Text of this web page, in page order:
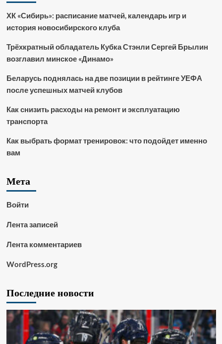
ХК «Сибирь»: расписание матчей, календарь игр и
история новосибирского клуба
Трёхкратный обладатель Кубка Стэнли Сергей Брылин
возглавил минское «Динамо»
Беларусь поднялась на две позиции в рейтинге УЕФА
после успешных матчей клубов
Как снизить расходы на ремонт и эксплуатацию
транспорта
Как выбрать формат тренировок: что подойдет именно
вам
Мета
Войти
Лента записей
Лента комментариев
WordPress.org
Последние новости